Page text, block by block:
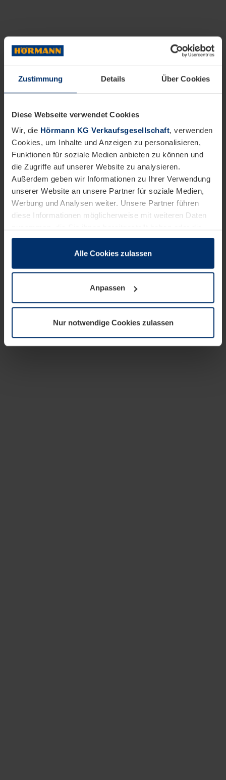
Zustimmung Details Über Cookies
Diese Webseite verwendet Cookies
Wir, die Hörmann KG Verkaufsgesellschaft, verwenden
Cookies, um Inhalte und Anzeigen zu personalisieren,
Funktionen für soziale Medien anbieten zu können und
die Zugriffe auf unserer Website zu analysieren.
Außerdem geben wir Informationen zu Ihrer Verwendung
unserer Website an unsere Partner für soziale Medien,
Werbung und Analysen weiter. Unsere Partner führen
diese Informationen möglicherweise mit weiteren Daten
sie im Rahmen Ihrer Nutzung der Dienste gesammelt
wenn diese für den Betrieb dieser Seite unbedingt
notwendig sind. Für alle anderen Cookie-Typen benötigen
wir Ihre Erlaubnis. Ihre Einwilligung können Sie jederzeit
Datenschutzerklärungunserer Website ändern oder
widerrufen.
Alle Cookies zulassen
Anpassen
Nur notwendige Cookies zulassen